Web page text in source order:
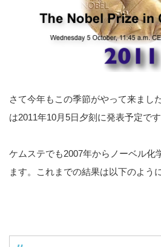
さて今年もこの季節がやって来まし
は2011年10月5日夕刻に発表予定です
ケムステでも2007年からノーベル化
ます。これまでの結果は以下のよう